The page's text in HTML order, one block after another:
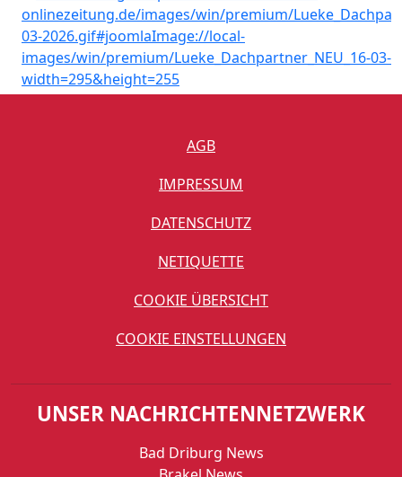
AGB
IMPRESSUM
DATENSCHUTZ
NETIQUETTE
COOKIE ÜBERSICHT
COOKIE EINSTELLUNGEN
UNSER NACHRICHTENNETZWERK
Bad Driburg News